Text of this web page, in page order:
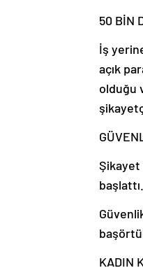
50 BİN
İş
açık
olduğu
Şikayet
başlattı.
KADIN